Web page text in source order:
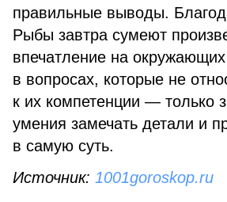
правильные выводы.
Рыбы завтра сумеют
впечатление на
в вопросах, которые не
к их компетенции — только
умения замечать детали и
в самую суть.
Источник: 1001goroskop.ru